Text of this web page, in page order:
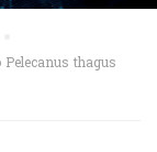
thagus